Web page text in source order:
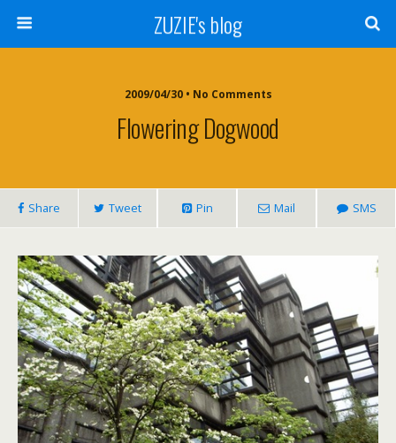
ZUZIE's blog
2009/04/30 • No Comments
Flowering Dogwood
Share Tweet Pin Mail SMS